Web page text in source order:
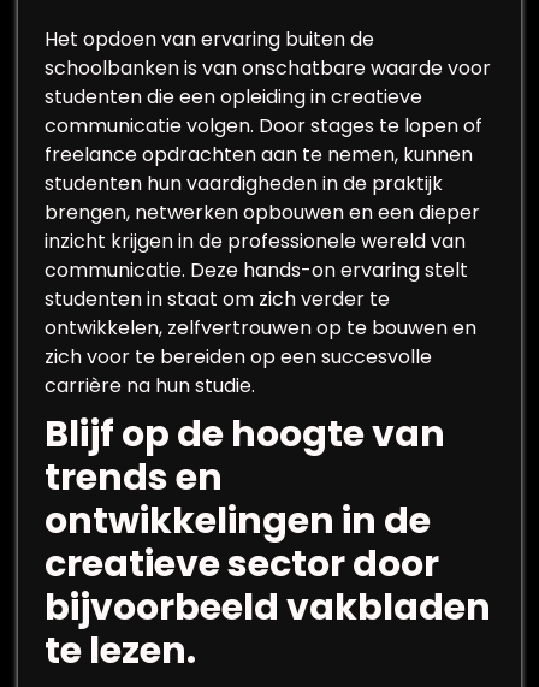
Het opdoen van ervaring buiten de
schoolbanken is van onschatbare waarde voor
studenten die een opleiding in creatieve
communicatie volgen. Door stages te lopen of
freelance opdrachten aan te nemen, kunnen
studenten hun vaardigheden in de praktijk
brengen, netwerken opbouwen en een dieper
inzicht krijgen in de professionele wereld van
communicatie. Deze hands-on ervaring stelt
studenten in staat om zich verder te
ontwikkelen, zelfvertrouwen op te bouwen en
zich voor te bereiden op een succesvolle
carrière na hun studie.
Blijf op de hoogte van
trends en
ontwikkelingen in de
creatieve sector door
bijvoorbeeld vakbladen
te lezen.